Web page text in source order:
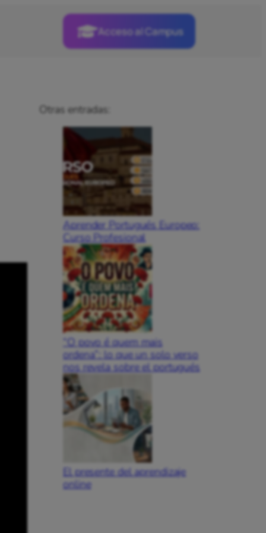
Acceso al Campus
Otras entradas:
Aprender Portugués Europeo:
Curso Profesional
“O povo é quem mais
ordena”: lo que un solo verso
nos revela sobre el portugués
El presente del aprendizaje
online